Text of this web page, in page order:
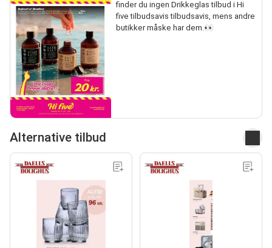
finder du ingen Drikkeglas tilbud i Hi
five tilbudsavis tilbudsavis, mens andre
butikker måske har dem.👀
Alternative tilbud